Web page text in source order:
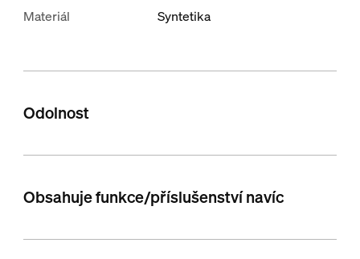
Materiál Syntetika
Odolnost
Obsahuje funkce/příslušenství navíc